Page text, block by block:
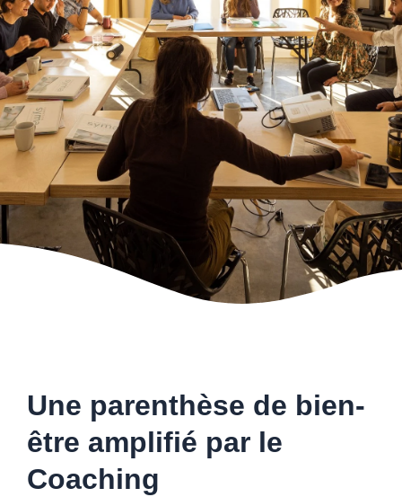
Une parenthèse de bien-
être amplifié par le
Coaching